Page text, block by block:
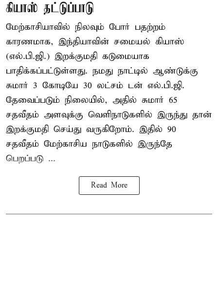
கியாஸ் தட்டுப்பாடு
மேற்காசியாவில் நிலவும் போர் பதற்றம்
காரணமாக, இந்தியாவின் சமையல் கியாஸ்
(எல்.பி.ஜி.) இறக்குமதி கடுமையாக
பாதிக்கப்பட்டுள்ளது. நமது நாட்டில் ஆண்டுக்கு
சுமார் 3 கோடியே 30 லட்சம் டன் எல்.பி.ஜி.
தேவைப்படும் நிலையில், அதில் சுமார் 65
சதவீதம் அளவுக்கு வெளிநாடுகளில் இருந்து தான்
இறக்குமதி செய்து வருகிறோம். இதில் 90
சதவீதம் மேற்காசிய நாடுகளில் இருந்தே
பெறப்படு ...
Read More